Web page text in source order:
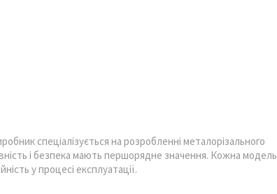
спеціалізується на розробленні металорізального
і безпека мають першорядне значення. Кожна модель
у процесі експлуатації.